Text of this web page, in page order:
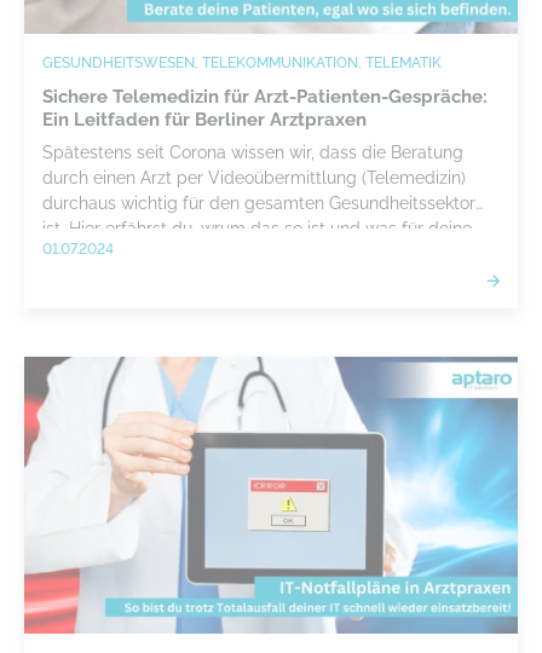
GESUNDHEITSWESEN, TELEKOMMUNIKATION, TELEMATIK
Sichere Telemedizin für Arzt-Patienten-Gespräche:
Ein Leitfaden für Berliner Arztpraxen
Spätestens seit Corona wissen wir, dass die Beratung
durch einen Arzt per Videoübermittlung (Telemedizin)
durchaus wichtig für den gesamten Gesundheitssektor
ist. Hier erfährst du, wrum das so ist und was für deine
Praxis beachten musst.
01.07.2024